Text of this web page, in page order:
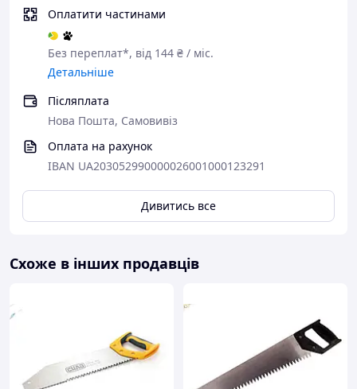
Оплатити частинами
Без переплат*, від 144 ₴ / міс.
Детальніше
Післяплата
Нова Пошта, Самовивіз
Оплата на рахунок
IBAN UA203052990000026001000123291
Дивитись все
Схоже в інших продавців